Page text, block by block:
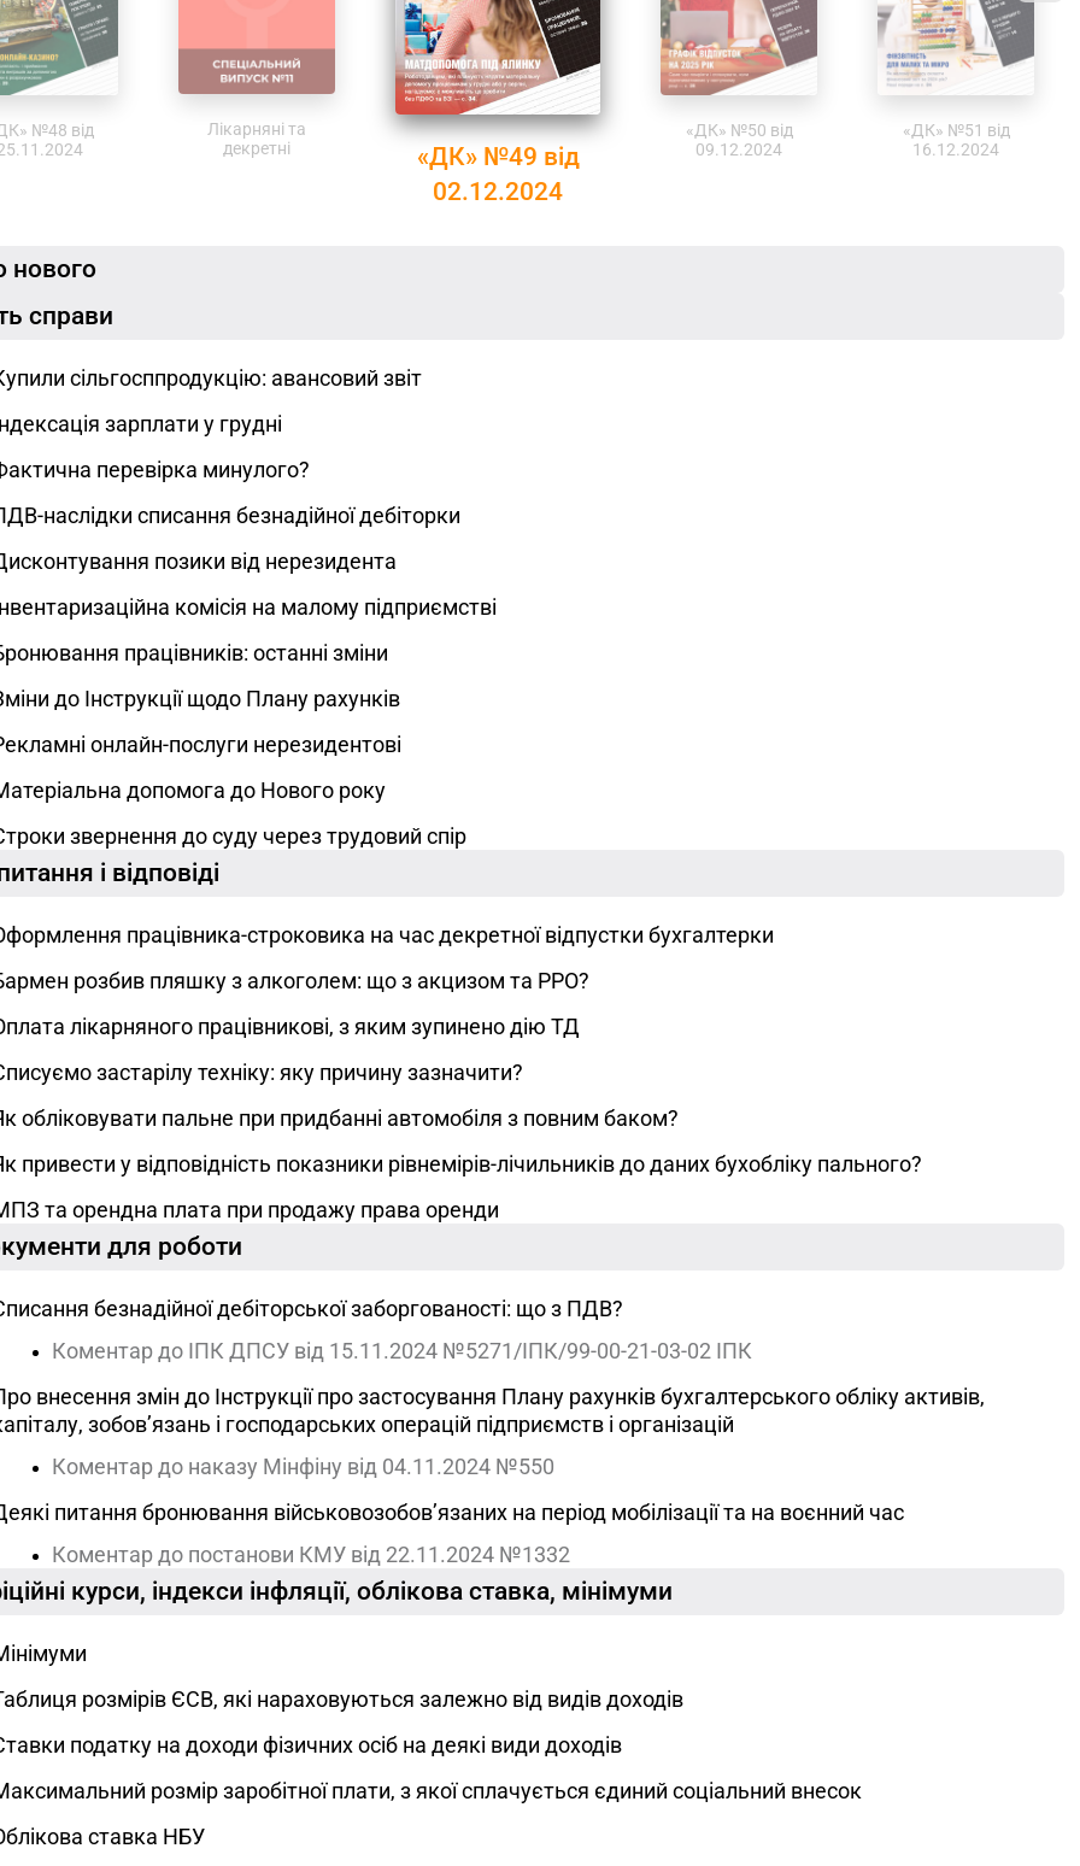
№48 від
Лікарняні та
декретні
«ДК» №49 від
02.12.2024
«ДК» №50 від
09.12.2024
«ДК» №51 від
16.12.2024
нового
справи
сільгосппродукцію: авансовий звіт
зарплати у грудні
перевірка минулого?
наслідки списання безнадійної дебіторки
позики від нерезидента
комісія на малому підприємстві
працівників: останні зміни
до Інструкції щодо Плану рахунків
онлайн-послуги нерезидентові
допомога до Нового року
звернення до суду через трудовий спір
і відповіді
працівника-строковика на час декретної відпустки бухгалтерки
розбив пляшку з алкоголем: що з акцизом та РРО?
лікарняного працівникові, з яким зупинено дію ТД
застарілу техніку: яку причину зазначити?
обліковувати пальне при придбанні автомобіля з повним баком?
привести у відповідність показники рівнемірів-лічильників до даних бухобліку пального?
та орендна плата при продажу права оренди
для роботи
безнадійної дебіторської заборгованості: що з ПДВ?
Коментар до ІПК ДПСУ від 15.11.2024 №5271/ІПК/99-00-21-03-02 ІПК
внесення змін до Інструкції про застосування Плану рахунків бухгалтерського обліку активів,
зобов’язань і господарських операцій підприємств і організацій
Коментар до наказу Мінфіну від 04.11.2024 №550
питання бронювання військовозобов’язаних на період мобілізації та на воєнний час
Коментар до постанови КМУ від 22.11.2024 №1332
курси, індекcи інфляції, облікова ставка, мінімуми
розмірів ЄСВ, які нараховуються залежно від видів доходів
податку на доходи фізичних осіб на деякі види доходів
розмір заробітної плати, з якої сплачується єдиний соціальний внесок
ставка НБУ